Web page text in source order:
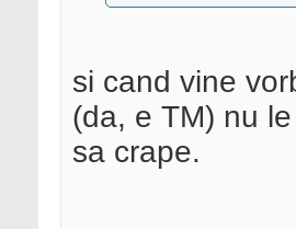
si cand vine
(da, e TM) nu
sa crape.